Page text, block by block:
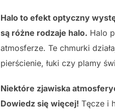
Halo to efekt optyczny
są różne rodzaje halo. Halo
atmosferze. Te chmurki
pierścienie, łuki czy plamy
Niektóre zjawiska
Dowiedz się więcej! Tęcze i